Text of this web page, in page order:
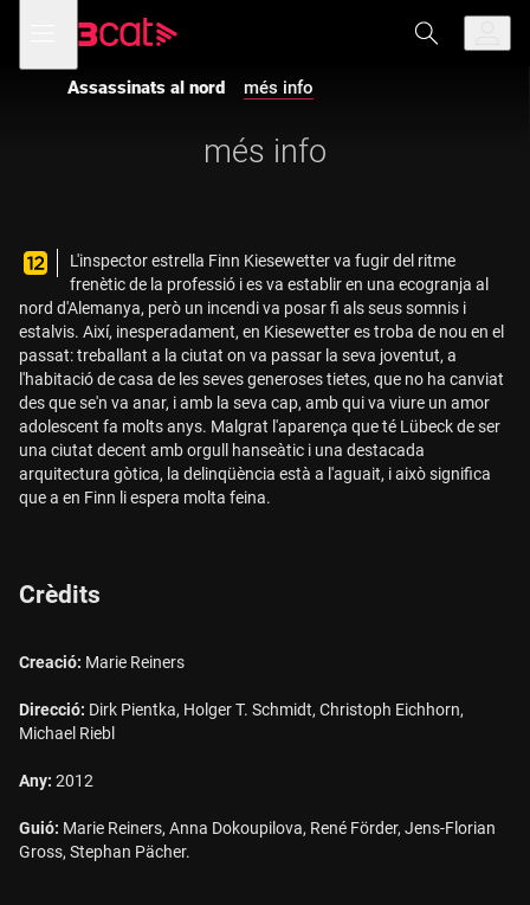
navegació
principal
menú
de
Assassinats al nord més info
més info
L'inspector estrella Finn Kiesewetter va fugir del ritme
frenètic de la professió i es va establir en una ecogranja al
nord d'Alemanya, però un incendi va posar fi als seus somnis i
estalvis. Així, inesperadament, en Kiesewetter es troba de nou en el
passat: treballant a la ciutat on va passar la seva joventut, a
l'habitació de casa de les seves generoses tietes, que no ha canviat
des que se'n va anar, i amb la seva cap, amb qui va viure un amor
adolescent fa molts anys. Malgrat l'aparença que té Lübeck de ser
una ciutat decent amb orgull hanseàtic i una destacada
arquitectura gòtica, la delinqüència està a l'aguait, i això significa
que a en Finn li espera molta feina.
Crèdits
Creació: Marie Reiners
Direcció: Dirk Pientka, Holger T. Schmidt, Christoph Eichhorn,
Michael Riebl
Any: 2012
Guió: Marie Reiners, Anna Dokoupilova, René Förder, Jens-Florian
Gross, Stephan Pächer.